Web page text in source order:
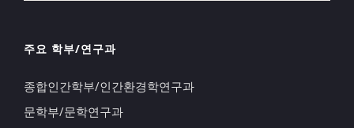
주요 학부/연구과
종합인간학부/인간환경학연구과
문학부/문학연구과